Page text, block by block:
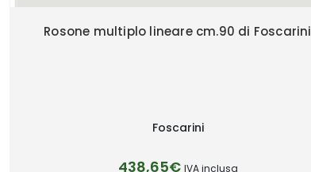
Rosone multiplo lineare cm.90 di Foscarini
Foscarini
438,65€ IVA inclusa